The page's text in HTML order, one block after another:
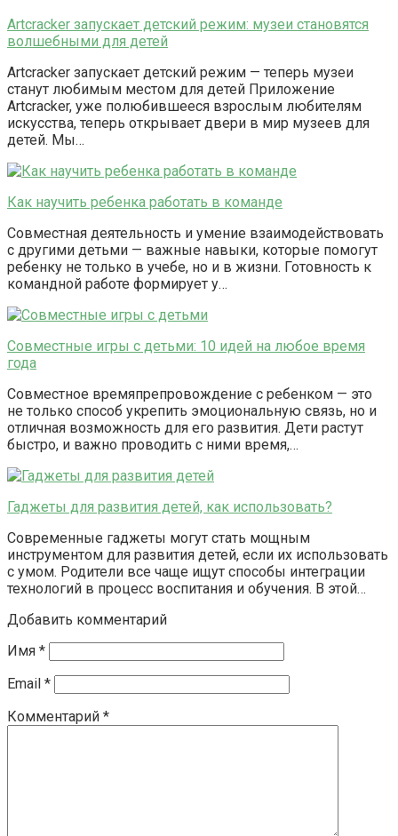
Artcracker запускает детский режим: музеи становятся
волшебными для детей
Artcracker запускает детский режим — теперь музеи
станут любимым местом для детей Приложение
Artcracker, уже полюбившееся взрослым любителям
искусства, теперь открывает двери в мир музеев для
детей. Мы…
Как научить ребенка работать в команде
Совместная деятельность и умение взаимодействовать
с другими детьми — важные навыки, которые помогут
ребенку не только в учебе, но и в жизни. Готовность к
командной работе формирует у…
Совместные игры с детьми: 10 идей на любое время
года
Совместное времяпрепровождение с ребенком — это
не только способ укрепить эмоциональную связь, но и
отличная возможность для его развития. Дети растут
быстро, и важно проводить с ними время,…
Гаджеты для развития детей, как использовать?
Современные гаджеты могут стать мощным
инструментом для развития детей, если их использовать
с умом. Родители все чаще ищут способы интеграции
технологий в процесс воспитания и обучения. В этой…
Добавить комментарий
Имя *
Email *
Комментарий *